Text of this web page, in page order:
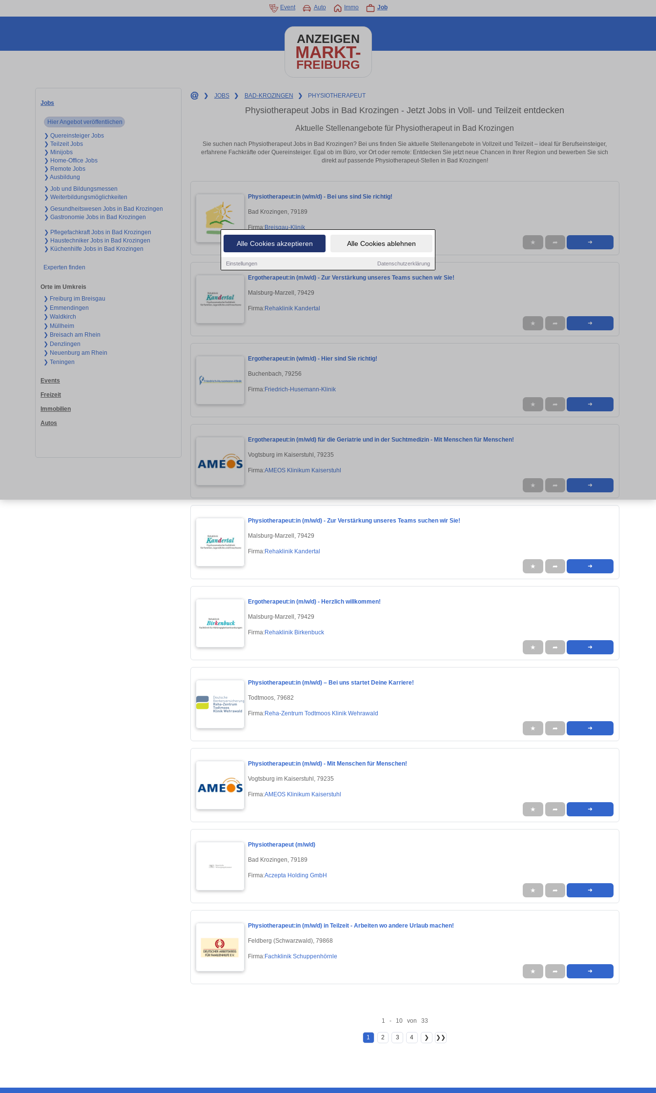
Alle Cookies akzeptieren Alle Cookies ablehnen
Einstellungen Datenschutzerklärung
Event Auto Immo Job
ANZEIGEN
MARKT-
FREIBURG
Jobs
Hier Angebot veröffentlichen
❯ Quereinsteiger Jobs
❯ Teilzeit Jobs
❯ Minijobs
❯ Home-Office Jobs
❯ Remote Jobs
❯ Ausbildung
❯ Job und Bildungsmessen
❯ Weiterbildungsmöglichkeiten
❯ Gesundheitswesen Jobs in Bad Krozingen
❯ Gastronomie Jobs in Bad Krozingen
❯ Pflegefachkraft Jobs in Bad Krozingen
❯ Haustechniker Jobs in Bad Krozingen
❯ Küchenhilfe Jobs in Bad Krozingen
Experten finden
Orte im Umkreis
❯ Freiburg im Breisgau
❯ Emmendingen
❯ Waldkirch
❯ Müllheim
❯ Breisach am Rhein
❯ Denzlingen
❯ Neuenburg am Rhein
❯ Teningen
Events
Freizeit
Immobilien
Autos
❯ JOBS ❯ BAD-KROZINGEN ❯ PHYSIOTHERAPEUT
Physiotherapeut Jobs in Bad Krozingen - Jetzt Jobs in Voll- und Teilzeit entdecken
Aktuelle Stellenangebote für Physiotherapeut in Bad Krozingen
Sie suchen nach Physiotherapeut Jobs in Bad Krozingen? Bei uns finden Sie aktuelle Stellenangebote in Vollzeit und Teilzeit – ideal für Berufseinsteiger,
erfahrene Fachkräfte oder Quereinsteiger. Egal ob im Büro, vor Ort oder remote: Entdecken Sie jetzt neue Chancen in Ihrer Region und bewerben Sie sich
direkt auf passende Physiotherapeut-Stellen in Bad Krozingen!
Physiotherapeut:in (w/m/d) - Bei uns sind Sie richtig!
Bad Krozingen, 79189
Firma:Breisgau-Klinik
★ ➦ ➜
Ergotherapeut:in (m/w/d) - Zur Verstärkung unseres Teams suchen wir Sie!
Malsburg-Marzell, 79429
Firma:Rehaklinik Kandertal
★ ➦ ➜
Ergotherapeut:in (w/m/d) - Hier sind Sie richtig!
Buchenbach, 79256
Firma:Friedrich-Husemann-Klinik
★ ➦ ➜
Ergotherapeut:in (m/w/d) für die Geriatrie und in der Suchtmedizin - Mit Menschen für Menschen!
Vogtsburg im Kaiserstuhl, 79235
Firma:AMEOS Klinikum Kaiserstuhl
★ ➦ ➜
Physiotherapeut:in (m/w/d) - Zur Verstärkung unseres Teams suchen wir Sie!
Malsburg-Marzell, 79429
Firma:Rehaklinik Kandertal
★ ➦ ➜
Ergotherapeut:in (m/w/d) - Herzlich willkommen!
Malsburg-Marzell, 79429
Firma:Rehaklinik Birkenbuck
★ ➦ ➜
Physiotherapeut:in (m/w/d) – Bei uns startet Deine Karriere!
Todtmoos, 79682
Firma:Reha-Zentrum Todtmoos Klinik Wehrawald
★ ➦ ➜
Physiotherapeut:in (m/w/d) - Mit Menschen für Menschen!
Vogtsburg im Kaiserstuhl, 79235
Firma:AMEOS Klinikum Kaiserstuhl
★ ➦ ➜
Physiotherapeut (m/w/d)
Bad Krozingen, 79189
Firma:Aczepta Holding GmbH
★ ➦ ➜
Physiotherapeut:in (m/w/d) in Teilzeit - Arbeiten wo andere Urlaub machen!
Feldberg (Schwarzwald), 79868
Firma:Fachklinik Schuppenhörnle
★ ➦ ➜
1 - 10 von 33
1 2 3 4 ❯ ❯❯